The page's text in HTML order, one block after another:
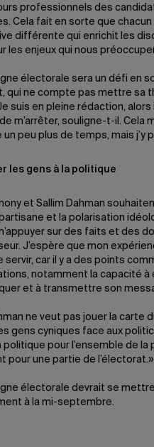
professionnels des
Cela fait en sorte que chacun
différente qui enrichit les
les enjeux qui nous
électorale sera un défi en
qui ne compte pas mettre sa
suis en pleine rédaction, alors
m’arrêter, souligne-t-il. Cela
peu plus de temps, mais j’y
les gens à la politique
et Sallim Dahman
et la polarisation
sur des faits et des
J’espère que mon
servir, car il y a des points
notamment la capacité à
et à transmettre son
ne veut pas jouer la carte
gens cyniques face aux
politique pour l’ensemble de la
pour une partie de l’électorat.»
électorale devrait se
à la mi-septembre.